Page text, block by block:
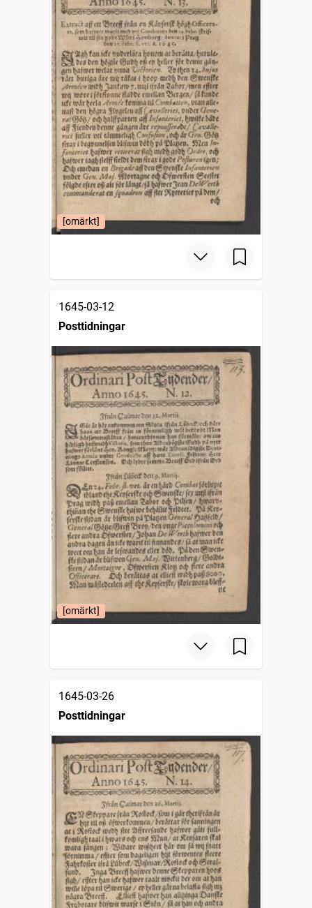
[omärkt]
1645-03-12
Posttidningar
[omärkt]
1645-03-26
Posttidningar